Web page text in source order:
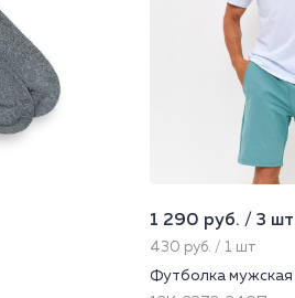
1 290 руб. / 3 шт
430 руб. / 1 шт
Футболка мужская